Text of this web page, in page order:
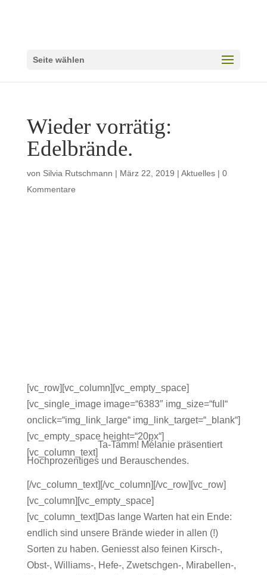
Seite wählen
Wieder vorrätig:
Edelbrände.
von Silvia Rutschmann | März 22, 2019 | Aktuelles| 0
Kommentare
[vc_row][vc_column][vc_empty_space]
[vc_single_image image=“6383″ img_size=“full“
onclick=“img_link_large“ img_link_target=“_blank“]
[vc_empty_space height=“20px“]
[vc_column_text]
Ta-Tamm! Mélanie präsentiert
Hochprozentiges und Berauschendes.
[/vc_column_text][/vc_column][/vc_row][vc_row]
[vc_column][vc_empty_space]
[vc_column_text]Das lange Warten hat ein Ende:
endlich sind unsere Brände wieder in allen (!)
Sorten zu haben. Geniesst also feinen Kirsch-,
Obst-, Williams-, Hefe-, Zwetschgen-, Mirabellen-,